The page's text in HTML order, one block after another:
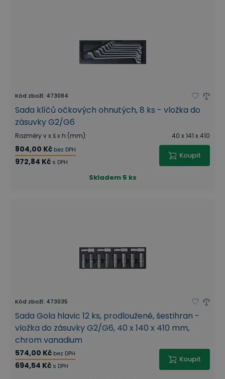
Kód zboží: 473084
Sada klíčů očkových ohnutých, 8 ks - vložka do
zásuvky G2/G6
Rozměry v x š x h (mm): 40 x 141 x 410
804,00 Kč bez DPH
972,84 Kč s DPH
Koupit
Skladem 5 ks
Kód zboží: 473035
Sada Gola hlavic 12 ks, prodloužené, šestihran -
vložka do zásuvky G2/G6, 40 x 140 x 410 mm,
chrom vanadium
574,00 Kč bez DPH
694,54 Kč s DPH
Koupit